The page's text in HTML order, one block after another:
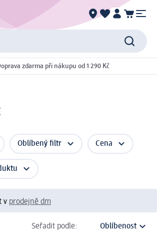
zdarma při nákupu od 1 290 Kč
Oblíbený filtr Cena
v prodejně dm
Seřadit podle: